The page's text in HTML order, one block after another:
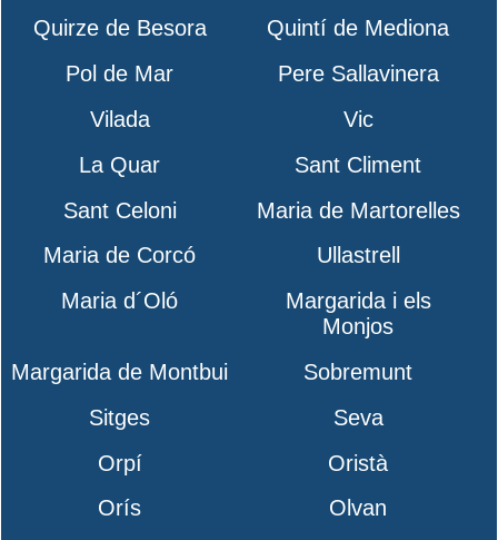
Quirze de Besora
Quintí de Mediona
Pol de Mar
Pere Sallavinera
Vilada
Vic
La Quar
Sant Climent
Sant Celoni
Maria de Martorelles
Maria de Corcó
Ullastrell
Maria d´Oló
Margarida i els
Monjos
Margarida de Montbui
Sobremunt
Sitges
Seva
Orpí
Oristà
Orís
Olvan